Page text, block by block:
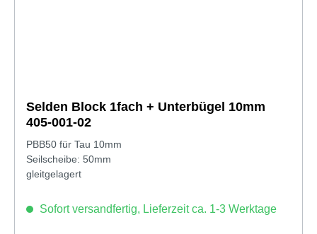
Selden Block 1fach + Unterbügel 10mm
405-001-02
PBB50 für Tau 10mm
Seilscheibe: 50mm
gleitgelagert
Sofort versandfertig, Lieferzeit ca. 1-3 Werktage